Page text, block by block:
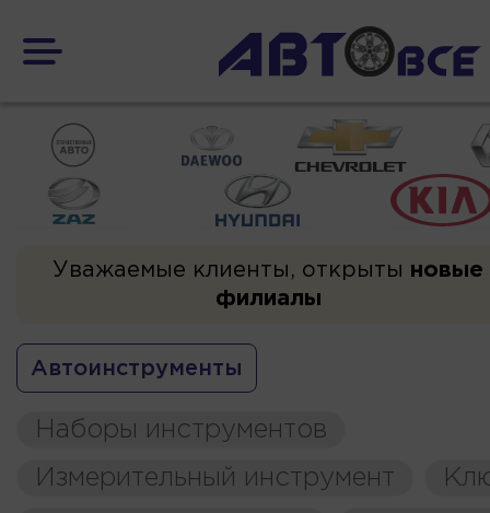
Уважаемые клиенты, открыты новые
филиалы
Автоинструменты
Наборы инструментов
Измерительный инструмент